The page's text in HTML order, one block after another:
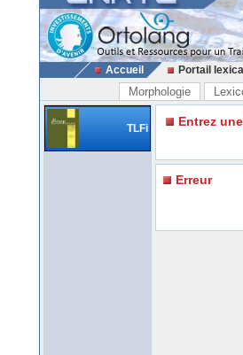
Accueil Portail lexical
Morphologie
TLFi Entrez
Erreur